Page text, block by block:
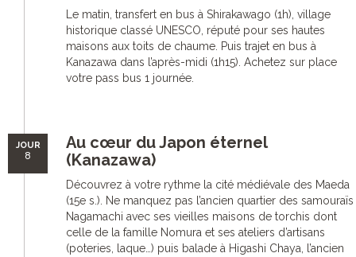
Le matin, transfert en bus à Shirakawago (1h), village
historique classé UNESCO, réputé pour ses hautes
maisons aux toits de chaume. Puis trajet en bus à
Kanazawa dans l’après-midi (1h15). Achetez sur place
votre pass bus 1 journée.
JOUR
8
Au cœur du Japon éternel
(Kanazawa)
Découvrez à votre rythme la cité médiévale des Maeda
(15e s.). Ne manquez pas l’ancien quartier des samouraïs
Nagamachi avec ses vieilles maisons de torchis dont
celle de la famille Nomura et ses ateliers d’artisans
(poteries, laque…) puis balade à Higashi Chaya, l’ancien